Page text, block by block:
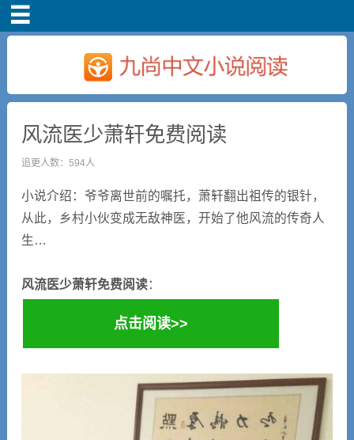
风流医少萧轩免费阅读
追更人数：594人
小说介绍：爷爷离世前的嘱托，萧轩翻出祖传的银针，
从此，乡村小伙变成无敌神医，开始了他风流的传奇人
生…
风流医少萧轩免费阅读：
点击阅读>>